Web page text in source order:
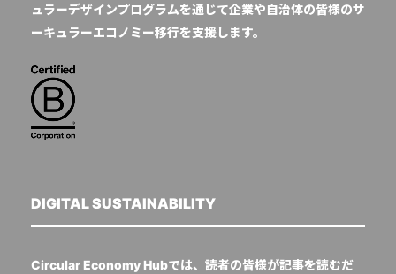
ュラーデザインプログラムを通じて企業や自治体の皆様のサ
ーキュラーエコノミー移行を支援します。
DIGITAL SUSTAINABILITY
Circular Economy Hubでは、読者の皆様が記事を読むだ